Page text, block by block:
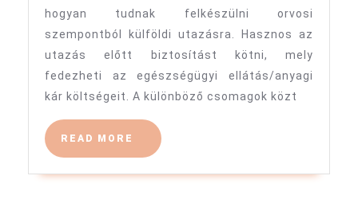
hogyan tudnak felkészülni orvosi
szempontból külföldi utazásra. Hasznos az
utazás előtt biztosítást kötni, mely
fedezheti az egészségügyi ellátás/anyagi
kár költségeit. A különböző csomagok közt
READ MORE
READ
MORE